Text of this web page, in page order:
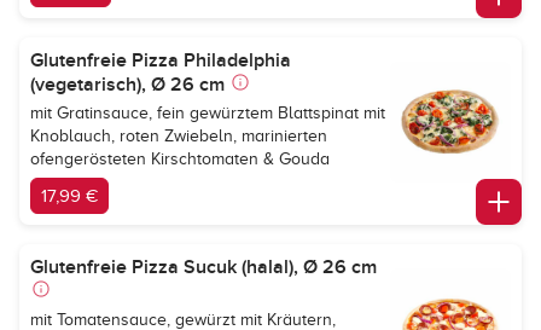
Glutenfreie Pizza Philadelphia
(vegetarisch), Ø 26 cm
mit Gratinsauce, fein gewürztem Blattspinat mit
Knoblauch, roten Zwiebeln, marinierten
ofengerösteten Kirschtomaten & Gouda
17,99 €
Glutenfreie Pizza Sucuk (halal), Ø 26 cm
mit Tomatensauce, gewürzt mit Kräutern,